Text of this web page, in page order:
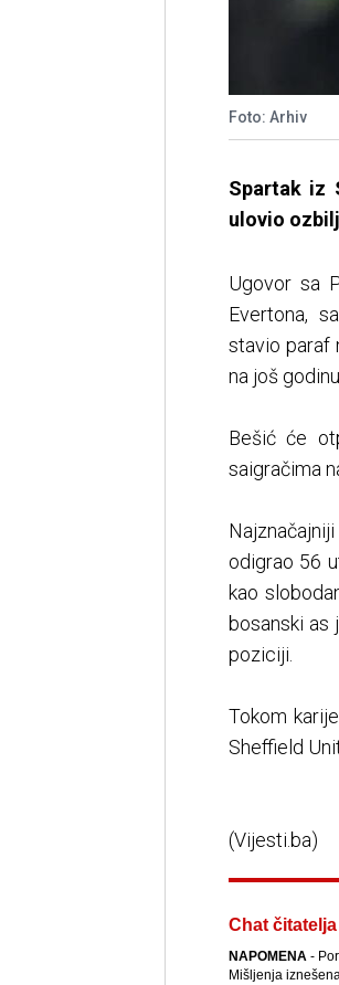
Foto: Arhiv
Spartak iz
ulovio
Ugovor sa
Evertona,
stavio paraf
na još
Bešić će
saigračima
odigrao 56
kao
bosanski as
poziciji.
Tokom
Sheffield
(Vijesti.ba)
Chat čitatelja
NAPOMENA-
Mišljenja